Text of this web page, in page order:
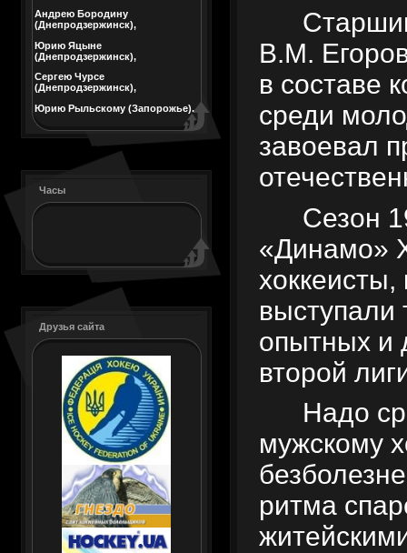
Андрею Бородину
(Днепродзержинск),
Юрию Яцыне
(Днепродзержинск),
Сергею Чурсе
(Днепродзержинск),
Юрию Рыльскому (Запорожье).
Часы
Друзья сайта
В.М.
в составе
среди
завоевал
Сезон
«Динамо»
опытных и
второй
Надо
мужскому
ритма